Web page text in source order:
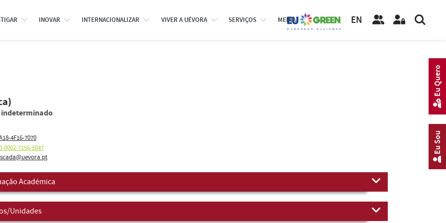
INOVAR INTERNACIONALIZAR VIVER A UÉVORA SERVIÇOS MEDIA EN
4F16-7070
0002-7156-5047
Académica
Unidades
Eu Sou
Eu Quero